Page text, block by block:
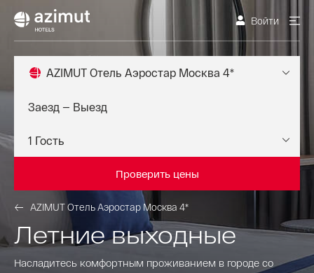
Войти
AZIMUT Отель Аэростар Москва 4*
Проверить цены
AZIMUT Отель Аэростар Москва 4*
Летние выходные
Насладитесь комфортным проживанием в городе со